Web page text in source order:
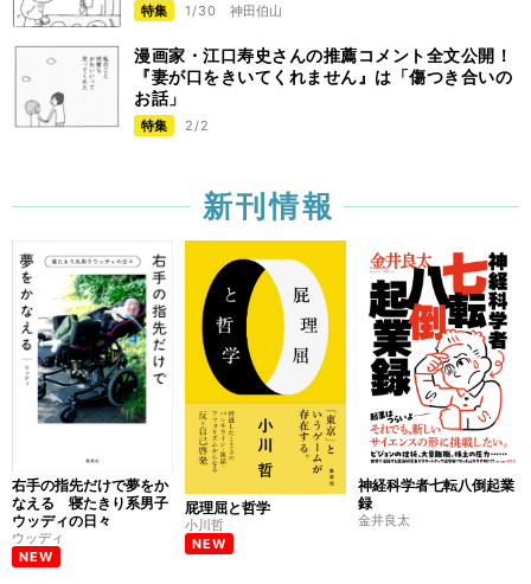
特集 1/30 神田伯山
漫画家・江口寿史さんの推薦コメント全文公開！
『妻が口をきいてくれません』は「傷つき合いの
お話」
特集 2/2
新刊情報
右手の指先だけで夢をか
なえる 寝たきり系男子
ウッディの日々
ウッディ
NEW
屁理屈と哲学
小川哲
NEW
神経科学者七転八倒起業
録
金井良太